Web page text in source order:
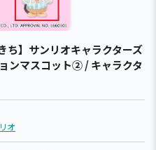
ち】サンリオキャラクターズ
ンマスコット② / キャラクタ
オ